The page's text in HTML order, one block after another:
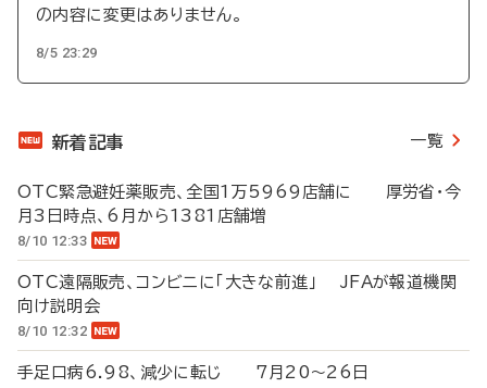
の内容に変更はありません。
8/5 23:29
新着記事 一覧
OTC緊急避妊薬販売、全国1万5969店舗に 厚労省・今
月3日時点、6月から1381店舗増
8/10 12:33
OTC遠隔販売、コンビニに「大きな前進」 JFAが報道機関
向け説明会
8/10 12:32
手足口病6.98、減少に転じ 7月20～26日